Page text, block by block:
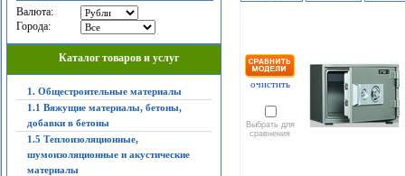
Валюта:
Города:
Каталог товаров и услуг
1. Общестроительные материалы
1.1 Вяжущие материалы, бетоны,
добавки в бетоны
1.5 Теплоизоляционные,
шумоизоляционные и акустические
материалы
очистить
Выбрать для
сравнения